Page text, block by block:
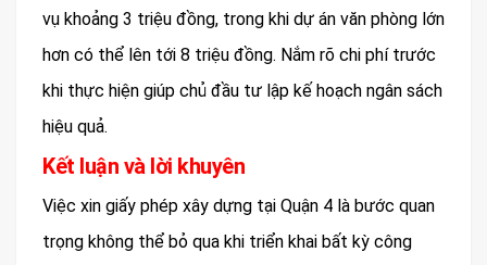
vụ khoảng 3 triệu đồng, trong khi dự án văn phòng lớn
hơn có thể lên tới 8 triệu đồng. Nắm rõ chi phí trước
khi thực hiện giúp chủ đầu tư lập kế hoạch ngân sách
hiệu quả.
Kết luận và lời khuyên
Việc xin giấy phép xây dựng tại Quận 4 là bước quan
trọng không thể bỏ qua khi triển khai bất kỳ công